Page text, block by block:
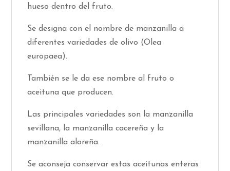
hueso dentro del fruto.
Se designa con el nombre de manzanilla a
diferentes variedades de olivo (Olea
europaea).
También se le da ese nombre al fruto o
aceituna que producen.
Las principales variedades son la manzanilla
sevillana, la manzanilla cacereña y la
manzanilla aloreña.
Se aconseja conservar estas aceitunas enteras